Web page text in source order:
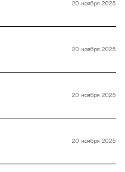
20 ноября 2025
20 ноября 2025
20 ноября 2025
20 ноября 2025